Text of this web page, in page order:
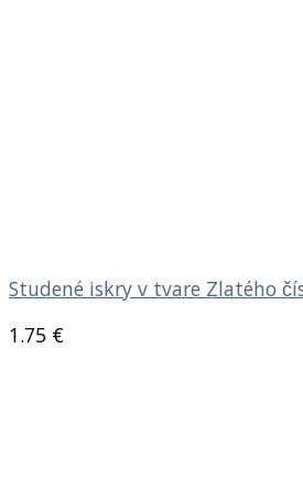
Studené iskry v tvare Zlatého
1.75 €